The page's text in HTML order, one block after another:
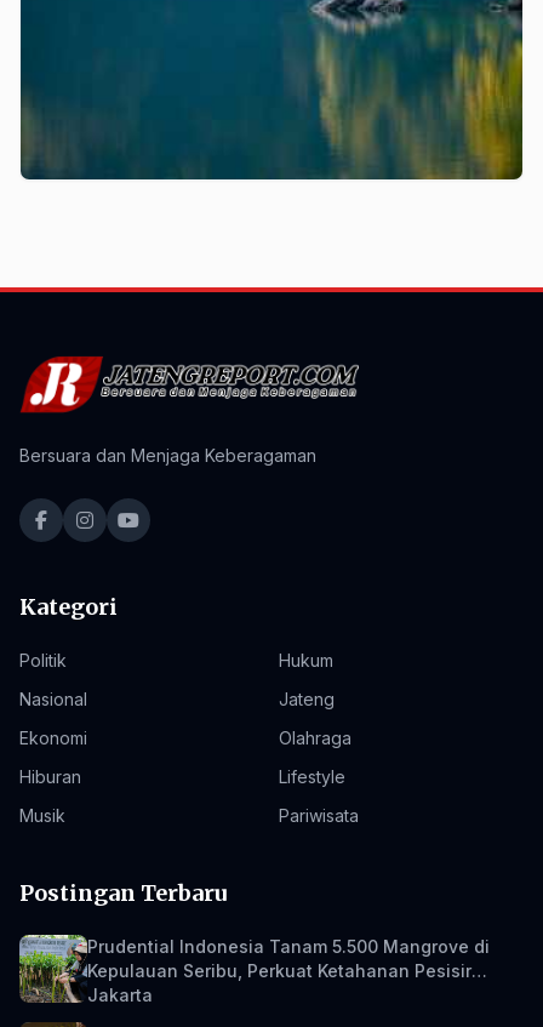
Bersuara dan Menjaga Keberagaman
Kategori
Politik
Hukum
Nasional
Jateng
Ekonomi
Olahraga
Hiburan
Lifestyle
Musik
Pariwisata
Postingan Terbaru
Prudential Indonesia Tanam 5.500 Mangrove di
Kepulauan Seribu, Perkuat Ketahanan Pesisir
Jakarta